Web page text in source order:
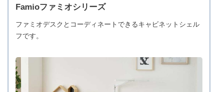
Famioファミオシリーズ
ファミオデスクとコーディネートできるキャビネットシェル
フです。